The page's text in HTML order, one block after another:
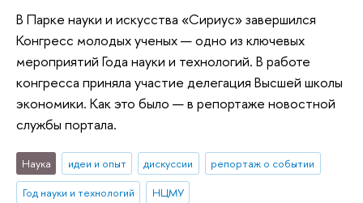
В Парке науки и искусства «Сириус» завершился
Конгресс молодых ученых — одно из ключевых
мероприятий Года науки и технологий. В работе
конгресса приняла участие делегация Высшей школы
экономики. Как это было — в репортаже новостной
службы портала.
Наука идеи и опыт дискуссии
репортаж о событии
Год науки и технологий
НЦМУ